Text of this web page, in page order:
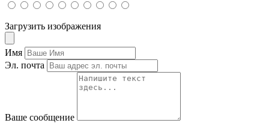
Загрузить изображения
Имя
Эл. почта
Ваше сообщение